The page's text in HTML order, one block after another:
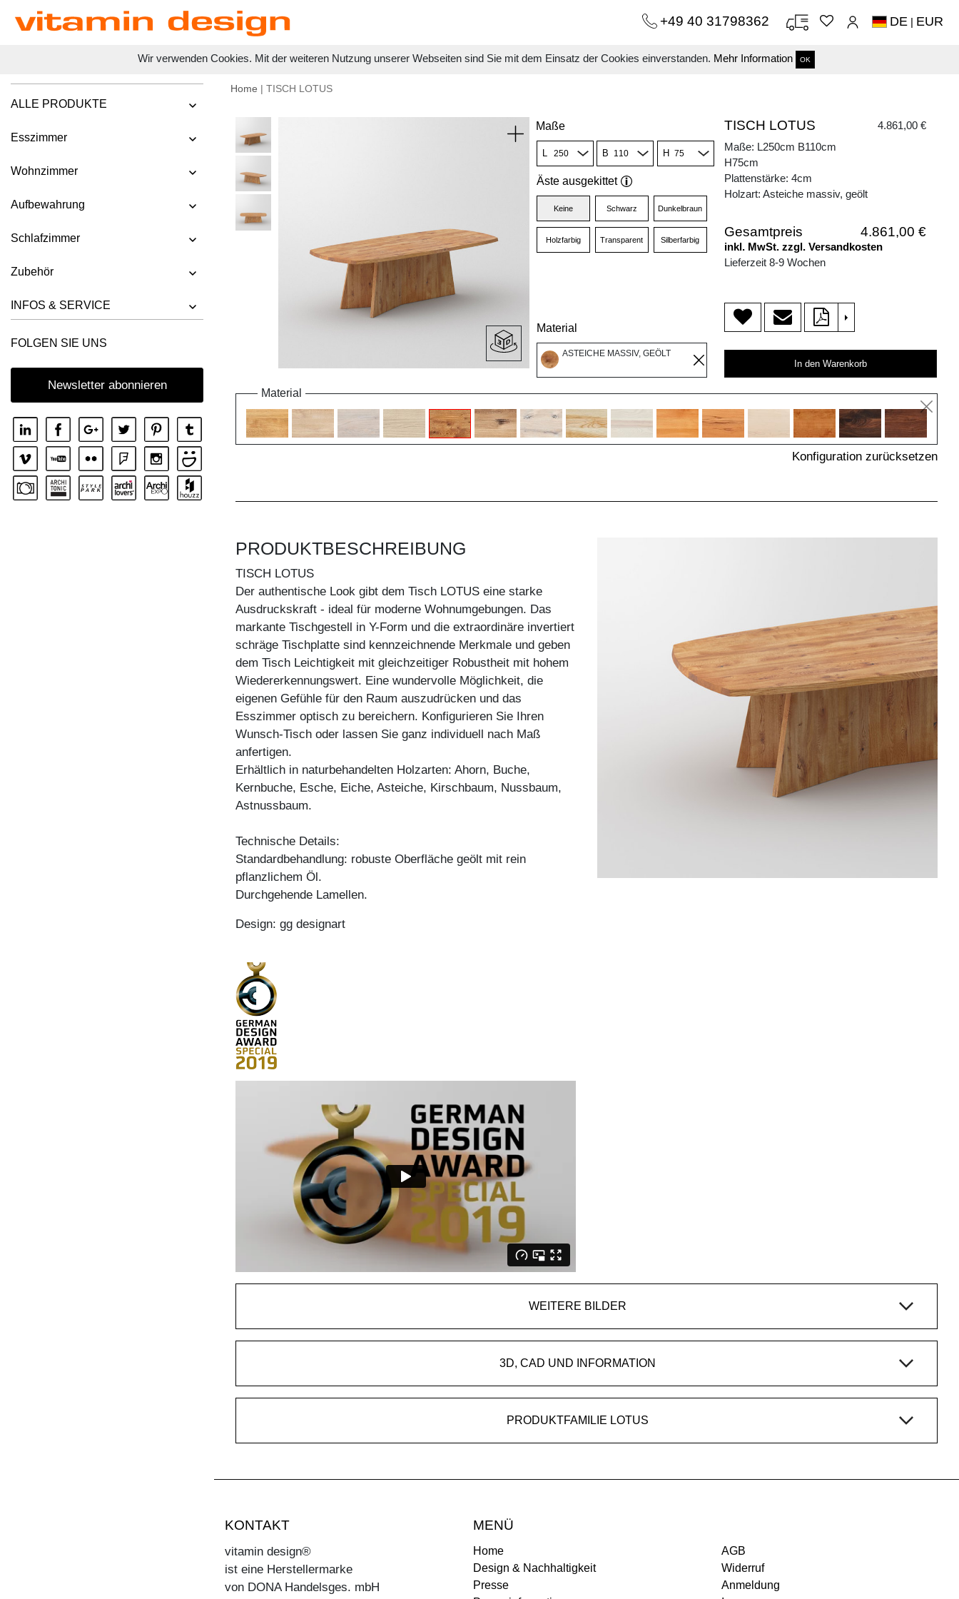
Wir verwenden Cookies. Mit der weiteren Nutzung unserer Webseiten sind Sie mit dem Einsatz der Cookies einverstanden. Mehr Information OK
+49 40 31798362 DE | EUR
ALLE PRODUKTE
Esszimmer
Wohnzimmer
Aufbewahrung
Schlafzimmer
Zubehör
INFOS & SERVICE
FOLGEN SIE UNS
Newsletter abonnieren
Home | TISCH LOTUS
Maße
L B H
Äste ausgekittet
Keine Schwarz Dunkelbraun
Holzfarbig Transparent Silberfarbig
Material
ASTEICHE MASSIV, GEÖLT
TISCH LOTUS
4.861,00 €
Maße: L250cm B110cm
H75cm
Plattenstärke: 4cm
Holzart: Asteiche massiv, geölt
Gesamtpreis 4.861,00 €
inkl. MwSt. zzgl. Versandkosten
Lieferzeit 8-9 Wochen
>
In den Warenkorb
Material
Konfiguration zurücksetzen
PRODUKTBESCHREIBUNG
TISCH LOTUS
Der authentische Look gibt dem Tisch LOTUS eine starke
Ausdruckskraft - ideal für moderne Wohnumgebungen. Das
markante Tischgestell in Y-Form und die extraordinäre invertiert
schräge Tischplatte sind kennzeichnende Merkmale und geben
dem Tisch Leichtigkeit mit gleichzeitiger Robustheit mit hohem
Wiedererkennungswert. Eine wundervolle Möglichkeit, die
eigenen Gefühle für den Raum auszudrücken und das
Esszimmer optisch zu bereichern. Konfigurieren Sie Ihren
Wunsch-Tisch oder lassen Sie ganz individuell nach Maß
anfertigen.
Erhältlich in naturbehandelten Holzarten: Ahorn, Buche,
Kernbuche, Esche, Eiche, Asteiche, Kirschbaum, Nussbaum,
Astnussbaum.
Technische Details:
Standardbehandlung: robuste Oberfläche geölt mit rein
pflanzlichem Öl.
Durchgehende Lamellen.
Design: gg designart
WEITERE BILDER
3D, CAD UND INFORMATION
PRODUKTFAMILIE LOTUS
KONTAKT
vitamin design®
ist eine Herstellermarke
von DONA Handelsges. mbH
MENÜ
Home
Design & Nachhaltigkeit
Presse
AGB
Widerruf
Anmeldung